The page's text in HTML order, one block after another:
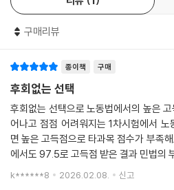
구매리뷰
종이책 구매
후회없는 선택
후회없는 선택으로 노동법에서의 높은
어나고 점점 어려워지는 1차시험에서
면 높은 고득점으로 타과목 점수가 부족
에서도 97.5로 고득점 받은 결과 민법의
k******8 2026.02.08. 신고